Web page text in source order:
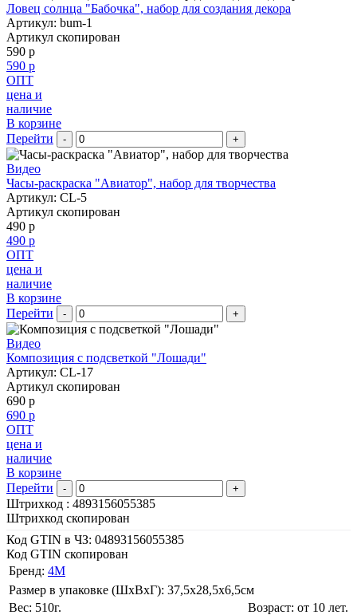
Ловец солнца "Бабочка", набор для создания декора
Артикул: bum-1
Артикул скопирован
590 р
590 р
ОПТ
цена и
наличие
В корзине
Перейти
- +
Видео
Часы-раскраска "Авиатор", набор для творчества
Артикул: CL-5
Артикул скопирован
490 р
490 р
ОПТ
цена и
наличие
В корзине
Перейти
- +
Видео
Композиция с подсветкой "Лошади"
Артикул: CL-17
Артикул скопирован
690 р
690 р
ОПТ
цена и
наличие
В корзине
Перейти
- +
Штрихкод : 4893156055385
Штрихкод скопирован
Код GTIN в ЧЗ: 04893156055385
Код GTIN скопирован
Бренд: 4M
Размер в упаковке (ШхВxГ): 37,5х28,5х6,5cм
Вес: 510г.
Возраст: от 10 лет.